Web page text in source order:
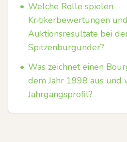
• Welche Rolle spielen
Kritikerbewertungen und
Auktionsresultate bei
Spitzenburgunder?
• Was zeichnet einen
dem Jahr 1998 aus und
Jahrgangsprofil?